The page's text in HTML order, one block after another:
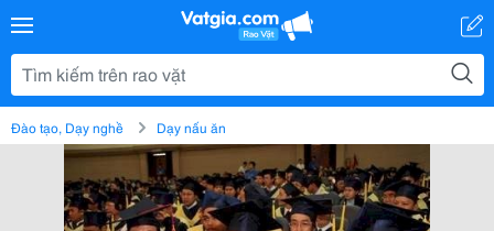
Đào tạo, Dạy nghề Dạy nấu ăn